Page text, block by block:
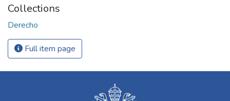
Collections
Derecho
Full item page